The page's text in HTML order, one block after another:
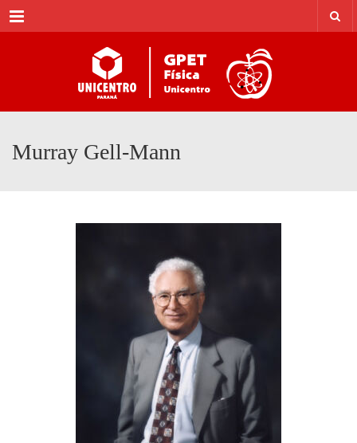
Menu
Murray Gell-Mann